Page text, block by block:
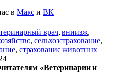
в Макс и ВК
врач, вниизж,
, сельхозстрахование,
, страхование животных
«Ветеринарии и